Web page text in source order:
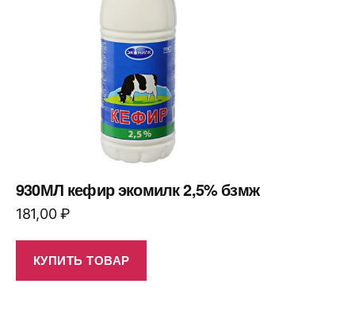
930МЛ кефир экомилк 2,5% бзмж
181,00₽
КУПИТЬ ТОВАР